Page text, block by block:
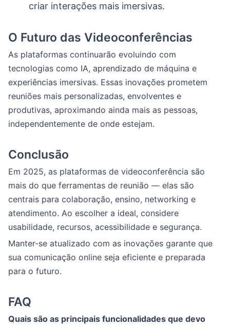
criar interações mais imersivas.
O Futuro das Videoconferências
As plataformas continuarão evoluindo com
tecnologias como IA, aprendizado de máquina e
experiências imersivas. Essas inovações prometem
reuniões mais personalizadas, envolventes e
produtivas, aproximando ainda mais as pessoas,
independentemente de onde estejam.
Conclusão
Em 2025, as plataformas de videoconferência são
mais do que ferramentas de reunião — elas são
centrais para colaboração, ensino, networking e
atendimento. Ao escolher a ideal, considere
usabilidade, recursos, acessibilidade e segurança.
Manter-se atualizado com as inovações garante que
sua comunicação online seja eficiente e preparada
para o futuro.
FAQ
Quais são as principais funcionalidades que devo